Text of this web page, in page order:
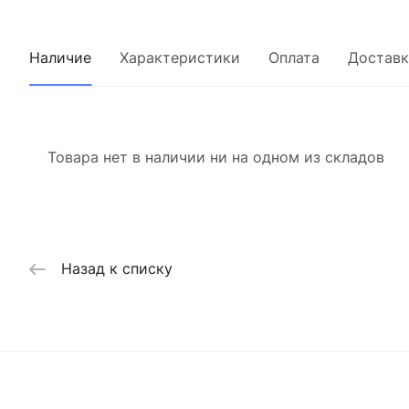
Наличие Характеристики Оплата
Товара нет в наличии ни на одном из складов
Назад к списку